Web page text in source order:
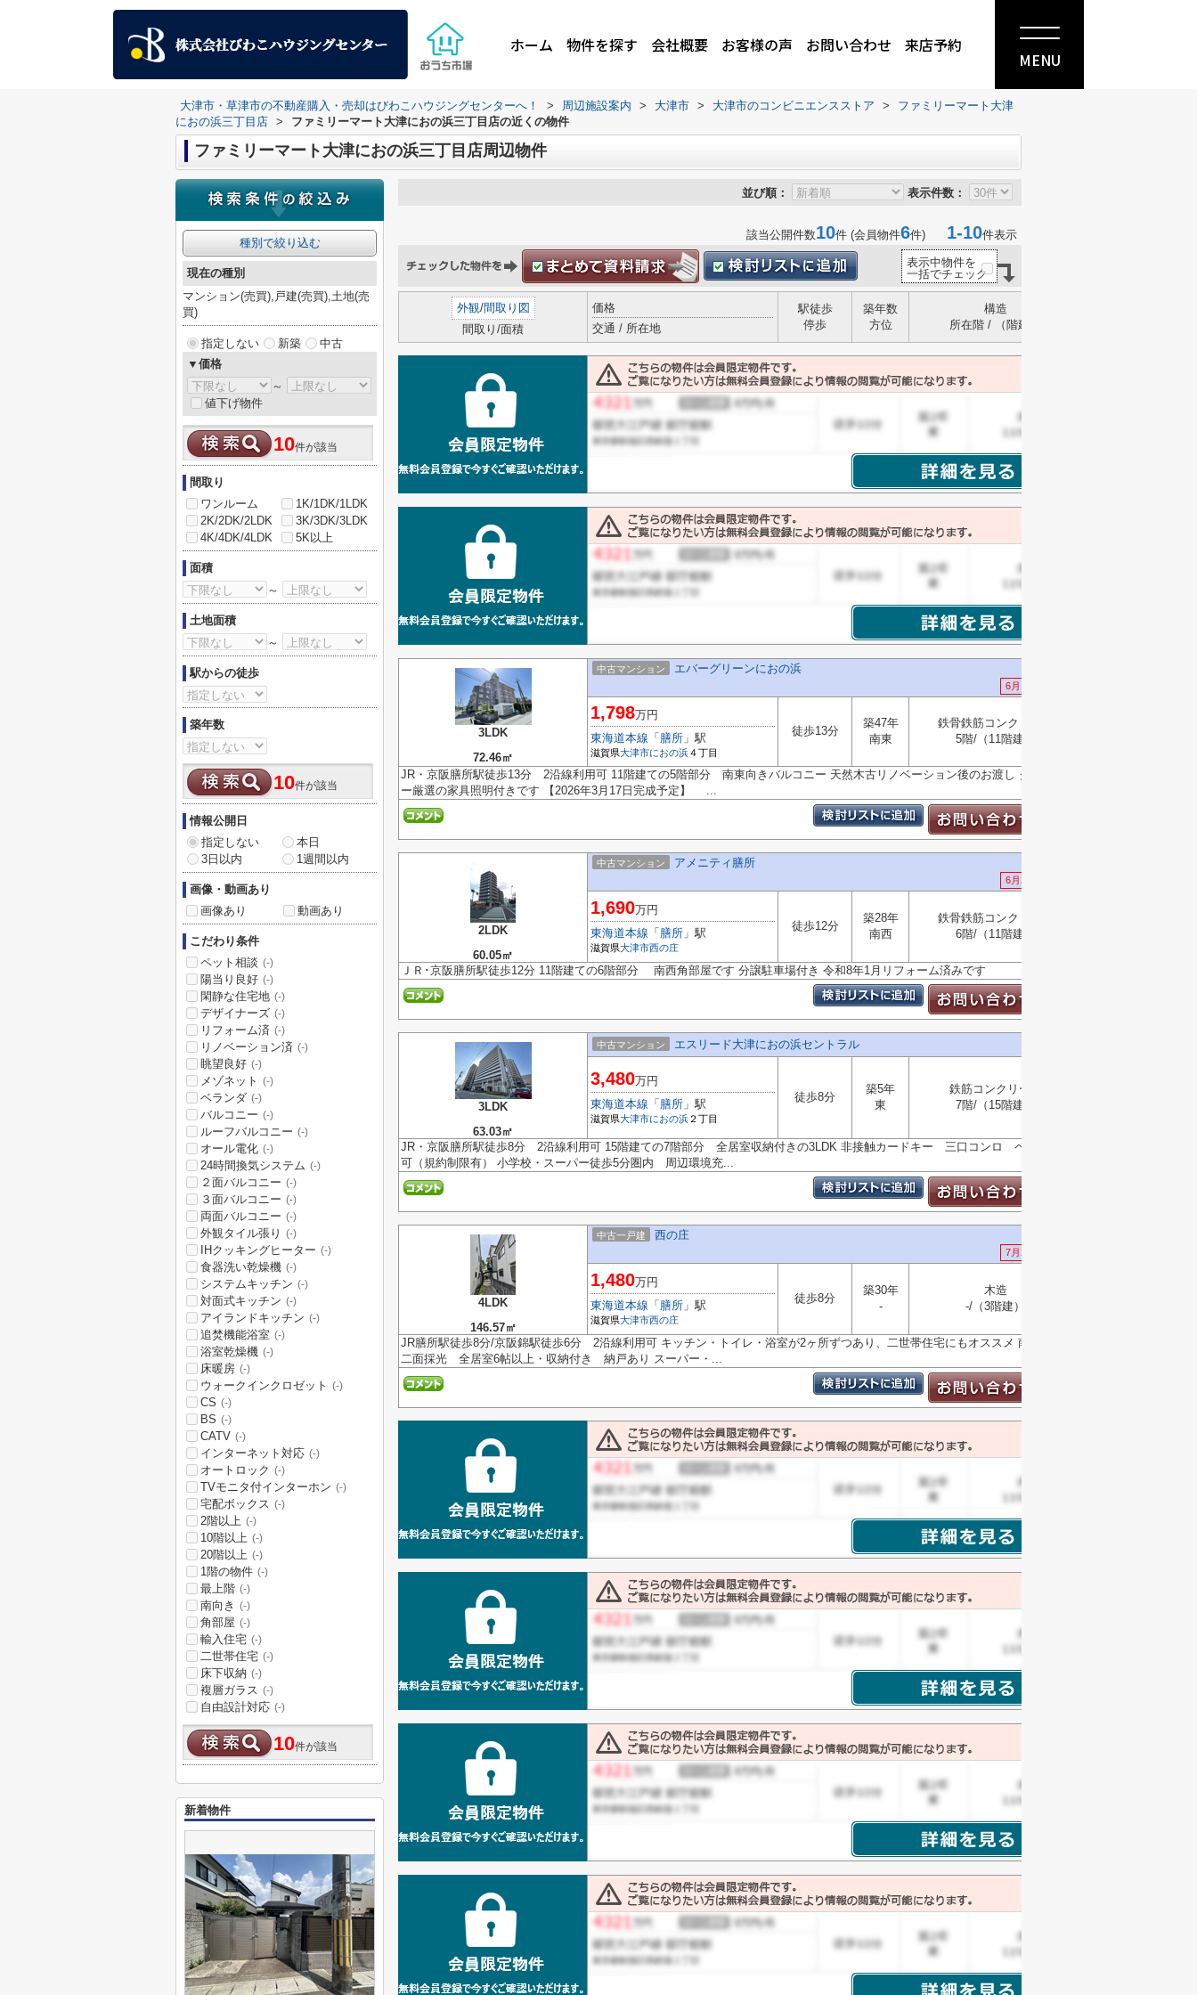
ホーム 物件を探す 会社概要 お客様の声 お問い合わせ 来店予約
MENU
大津市・草津市の不動産購入・売却はびわこハウジングセンターへ！ > 周辺施設案内 > 大津市 > 大津市のコンビニエンスストア >
ファミリーマート大津
におの浜三丁目店 > ファミリーマート大津におの浜三丁目店の近くの物件
ファミリーマート大津におの浜三丁目店周辺物件
並び順： 表示件数：
該当公開件数10件 (会員物件6件) 1-10件表示
表示中物件を
一括でチェック
外観/間取り図
間取り/面積
価格
交通 / 所在地
駅徒歩
停歩
築年数
方位
構造
所在階 / （階建）
3LDK
72.46㎡
中古マンション エバーグリーンにおの浜
6月18日 値下げ
1,798万円
東海道本線 「 膳所 」駅
滋賀県大津市におの浜４丁目
徒歩13分
築47年
南東
鉄骨鉄筋コンクリート
5階/（11階建）
JR・京阪膳所駅徒歩13分 2沿線利用可 11階建ての5階部分 南東向きバルコニー 天然木古リノベーション後のお渡し クリエイタ
ー厳選の家具照明付きです 【2026年3月17日完成予定】 ...
2LDK
60.05㎡
中古マンション アメニティ膳所
6月28日 値下げ
1,690万円
東海道本線 「 膳所 」駅
滋賀県大津市西の庄
徒歩12分
築28年
南西
鉄骨鉄筋コンクリート
6階/（11階建）
ＪＲ･京阪膳所駅徒歩12分 11階建ての6階部分 南西角部屋です 分譲駐車場付き 令和8年1月リフォーム済みです
3LDK
63.03㎡
中古マンション エスリード大津におの浜セントラル
3,480万円
東海道本線 「 膳所 」駅
滋賀県大津市におの浜 ２丁目
徒歩8分
築5年
東
鉄筋コンクリート
7階/（15階建）
JR・京阪膳所駅徒歩8分 2沿線利用可 15階建ての7階部分 全居室収納付きの3LDK 非接触カードキー 三口コンロ ペット飼育
可（規約制限有） 小学校・スーパー徒歩5分圏内 周辺環境充...
4LDK
146.57㎡
中古一戸建 西の庄
7月23日 値下げ
1,480万円
東海道本線 「 膳所 」駅
滋賀県大津市西の庄
徒歩8分
築30年
-
木造
-/（3階建）
JR膳所駅徒歩8分/京阪錦駅徒歩6分 2沿線利用可 キッチン・トイレ・浴室が2ヶ所ずつあり、二世帯住宅にもオススメ 南東向き
二面採光 全居室6帖以上・収納付き 納戸あり スーパー・...
種別で絞り込む
現在の種別
マンション(売買),戸建(売買),土地(売
買)
指定しない 新築
中古
▼価格
～
値下げ物件
10件が該当
間取り
ワンルーム
1K/1DK/1LDK
2K/2DK/2LDK
3K/3DK/3LDK
4K/4DK/4LDK
5K以上
面積
～
土地面積
～
駅からの徒歩
築年数
10件が該当
情報公開日
指定しない
本日
3日以内
1週間以内
画像・動画あり
画像あり
動画あり
こだわり条件
ペット相談 (-)
陽当り良好 (-)
閑静な住宅地 (-)
デザイナーズ (-)
リフォーム済 (-)
リノベーション済 (-)
眺望良好 (-)
メゾネット (-)
ベランダ (-)
バルコニー (-)
ルーフバルコニー (-)
オール電化 (-)
24時間換気システム (-)
２面バルコニー (-)
３面バルコニー (-)
両面バルコニー (-)
外観タイル張り (-)
IHクッキングヒーター (-)
食器洗い乾燥機 (-)
システムキッチン (-)
対面式キッチン (-)
アイランドキッチン (-)
追焚機能浴室 (-)
浴室乾燥機 (-)
床暖房 (-)
ウォークインクロゼット (-)
CS (-)
BS (-)
CATV (-)
インターネット対応 (-)
オートロック (-)
TVモニタ付インターホン (-)
宅配ボックス (-)
2階以上 (-)
10階以上 (-)
20階以上 (-)
1階の物件 (-)
最上階 (-)
南向き (-)
角部屋 (-)
輸入住宅 (-)
二世帯住宅 (-)
床下収納 (-)
複層ガラス (-)
自由設計対応 (-)
10件が該当
新着物件